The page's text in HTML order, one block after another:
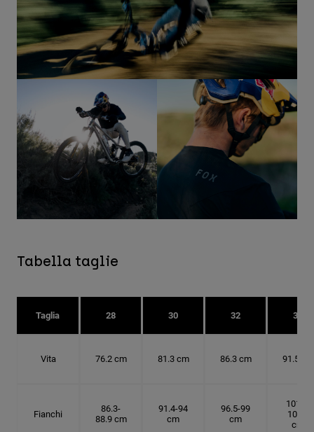
Tabella taglie
Taglia 28 30 32 34
Vita 76.2 cm 81.3 cm 86.3 cm 91.5 cm
Fianchi
86.3-
88.9 cm
91.4-94
cm
96.5-99
cm
101.6-
104.1
cm